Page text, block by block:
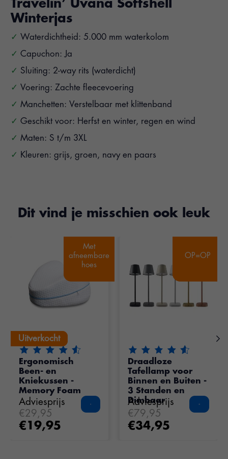
Travelin’ Uvana Softshell
Winterjas
Waterdichtheid: 5.000 mm waterkolom
Capuchon: Ja
Sluiting: 2-way rits (waterdicht)
Voering: Zachte fleecevoering
Manchetten: Verstelbaar met klittenband
Geschikt voor: Herfst en winter, regen en wind
Maten: S t/m 3XL
Kleuren: grijs, groen, navy en paars
Dit vind je misschien ook leuk
Items van productcarrousel
De beoordeling van dit product is 4.75 van de 5
Ergonomisch
Been- en
Kniekussen -
Memory Foam
Adviesprijs
€29,95
€19,95
Met
afneembare
hoes
Uitverkocht
Met
afneembare
hoes
Uitverkocht
De beoordeling van dit
Draadloze
Tafellamp voor
Binnen en Buiten -
3 Standen en
Dimbaar
Adviesprijs
€79,95
€34,95
OP=OP
OP=OP